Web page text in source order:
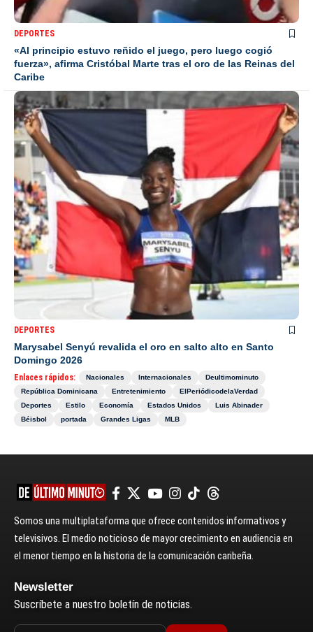
DEPORTES
«Al principio estuvo reñido el juego, pero luego cogió
fuerza», afirma Cristóbal Marte tras el oro de las Reinas del
Caribe
DEPORTES
Marysabel Senyú revalida el oro en salto alto en Santo
Domingo 2026
Enlaces rápidos: Nacionales Internacionales
Deultimominuto
República Dominicana
Entretenimiento
ElPeriódicodelaVerdad
Deportes
Estilo Economía Estados Unidos
Luis Abinader
Béisbol
portada Grandes Ligas MLB
Somos una multiplataforma que ofrece contenidos informativos y
televisivos. El medio noticioso de mayor crecimiento en audiencia en
el menor tiempo en la historia de la comunicación caribeña.
Newsletter
Suscríbete a nuestro boletín de noticias.